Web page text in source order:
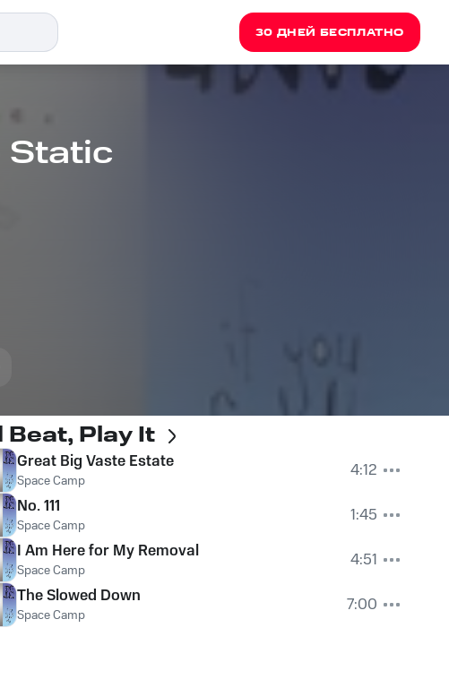
30 ДНЕЙ БЕСПЛАТНО
Static
Beat, Play It
Great Big Vaste Estate
Space Camp
4:12
No. 111
Space Camp
1:45
I Am Here for My Removal
Space Camp
4:51
The Slowed Down
Space Camp 7:00